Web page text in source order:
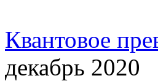
Квантовое
декабрь 2020